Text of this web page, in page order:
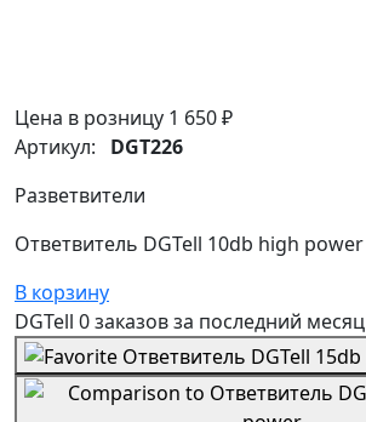
Цена в розницу 1 650 ₽
Артикул: DGT226
Разветвители
Ответвитель DGTell 10db high power
В корзину
DGTell 0 заказовза последний месяц